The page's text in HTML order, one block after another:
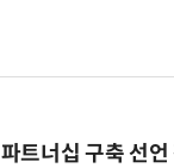
트너십 구축 선